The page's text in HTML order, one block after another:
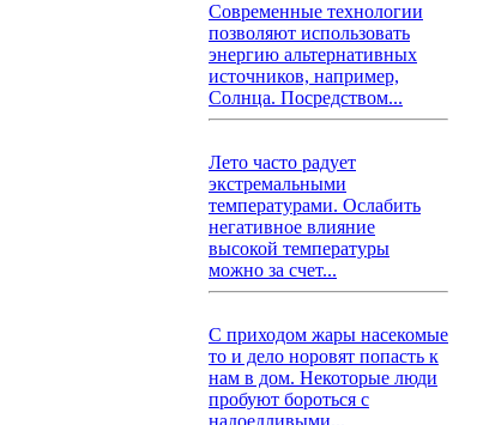
Современные технологии
позволяют использовать
энергию альтернативных
источников, например,
Солнца. Посредством...
Лето часто радует
экстремальными
температурами. Ослабить
негативное влияние
высокой температуры
можно за счет...
С приходом жары насекомые
то и дело норовят попасть к
нам в дом. Некоторые люди
пробуют бороться с
надоедливыми...